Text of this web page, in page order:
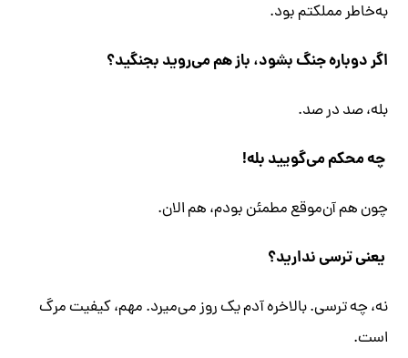
به‌خاطر مملکتم بود.
اگر دوباره جنگ بشود، باز هم می‌روید بجنگید؟
بله، صد در صد.
چه محکم می‌گویید بله!
چون هم آن‌موقع مطمئن بودم، هم الان.
یعنی ترسی ندارید؟
نه، چه ترسی. بالاخره آدم یک روز می‌میرد. مهم، کیفیت مرگ
است.